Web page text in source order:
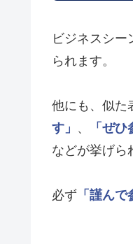
ビジネスシー
られます。
他にも、似た
す」 、 「ぜ
などが挙げら
必ず 「謹んで